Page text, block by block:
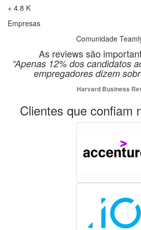
+ 4.8 K
Empresas
Comunidade
As reviews são
“Apenas 12% dos candidatos
empregadores dizem
Harvard Business
Clientes que confiam